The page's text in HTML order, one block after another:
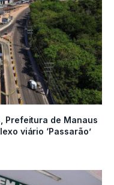
Prefeitura de Manaus
viário ‘Passarão’